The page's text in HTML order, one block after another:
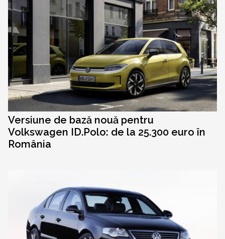
Versiune de bază nouă pentru
Volkswagen ID.Polo: de la 25.300 euro în
România